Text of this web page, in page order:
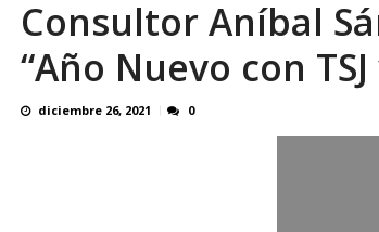
¿QUE PROTEGES TU?
Consultor Aníbal
“Año Nuevo con
diciembre 26, 2021 0